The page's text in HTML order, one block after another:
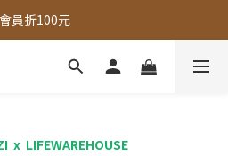
免運｜滿1500宅配免運
員折100元
品，3個工作天內出貨
x LIFEWAREHOUSE